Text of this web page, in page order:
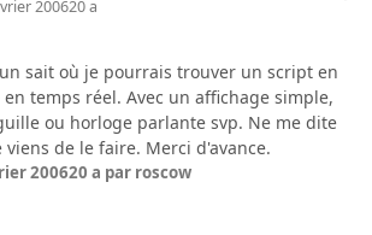
200620 a
sait où je pourrais trouver un script en
temps réel. Avec un affichage simple,
ou horloge parlante svp. Ne me dite
viens de le faire. Merci d'avance.
200620 a par roscow